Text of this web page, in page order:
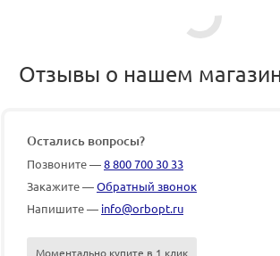
Отзывы о нашем
Остались вопросы?
Позвоните —8 800 700 30 33
Закажите —Обратный звонок
Напишите — info@orbopt.ru
Моментально купите в 1 клик